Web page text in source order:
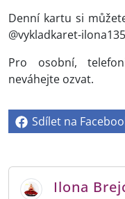
Denní kartu si
@vykladkaret-
Pro osobní,
neváhejte ozvat.
Sdílet na
Ilona